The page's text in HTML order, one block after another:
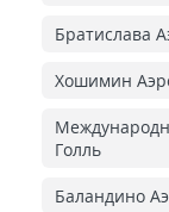
Братислава
Хошимин
Голль
Баландино